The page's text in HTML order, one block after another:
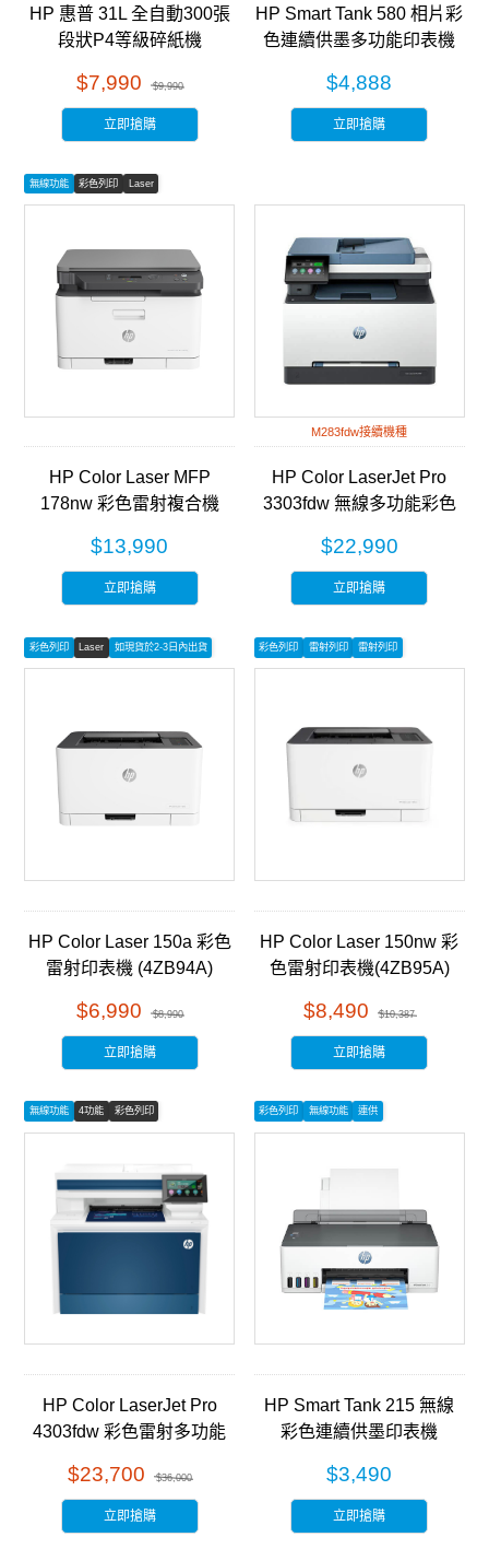
HP 惠普 31L 全自動300張
段狀P4等級碎紙機
$7,990 $9,990
立即搶購
HP Smart Tank 580 相片彩
色連續供墨多功能印表機
$4,888
立即搶購
無線功能 彩色列印 Laser
HP Color Laser MFP
178nw 彩色雷射複合機
$13,990
立即搶購
M283fdw接續機種
HP Color LaserJet Pro
3303fdw 無線多功能彩色
$22,990
立即搶購
彩色列印 Laser 如現貨於2-3日內出貨
HP Color Laser 150a 彩色
雷射印表機 (4ZB94A)
$6,990 $8,990
立即搶購
彩色列印 雷射列印 雷射列印
HP Color Laser 150nw 彩
色雷射印表機(4ZB95A)
$8,490 $10,387
立即搶購
無線功能 4功能 彩色列印
HP Color LaserJet Pro
4303fdw 彩色雷射多功能
$23,700 $36,000
立即搶購
彩色列印 無線功能 連供
HP Smart Tank 215 無線
彩色連續供墨印表機
$3,490
立即搶購